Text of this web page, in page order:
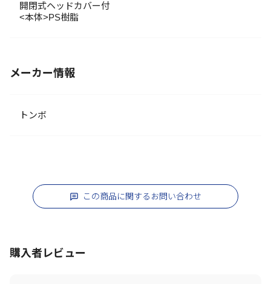
開閉式ヘッドカバー付
<本体>PS樹脂
メーカー情報
トンボ
この商品に関するお問い合わせ
購入者レビュー